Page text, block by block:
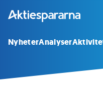
NyheterAnalyser